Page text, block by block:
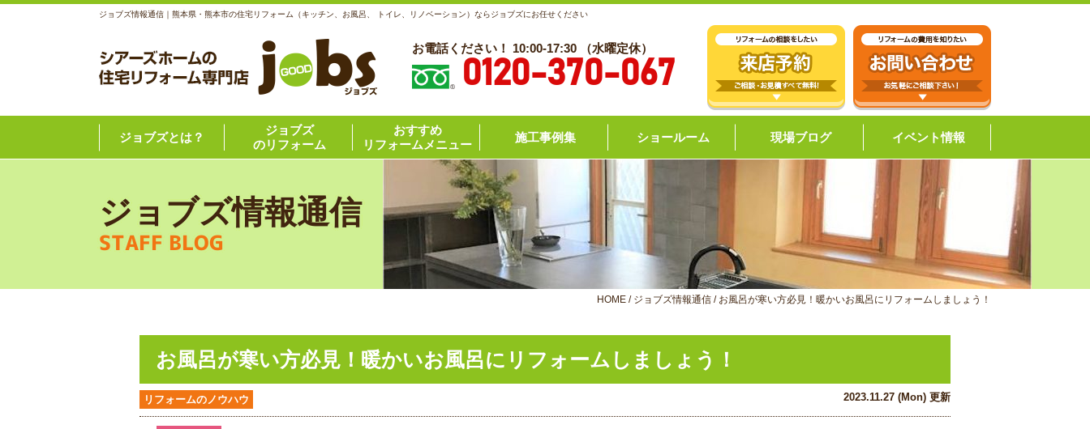
ジョブズ情報通信｜熊本県・熊本市の住宅リフォーム（キッチン、お風呂、 トイレ、リノベーション）ならジョブズにお任せください
お電話ください！ 10:00-17:30 （水曜定休）
0120-370-067
ジョブズとは？
ジョブズ
のリフォーム
おすすめ
リフォームメニュー
施工事例集 ショールーム 現場ブログ イベント情報
ジョブズ情報通信
STAFF BLOG
HOME / ジョブズ情報通信 / お風呂が寒い方必見！暖かいお風呂にリフォームしましょう！
お風呂が寒い方必見！暖かいお風呂にリフォームしましょう！
リフォームのノウハウ 2023.11.27 (Mon) 更新